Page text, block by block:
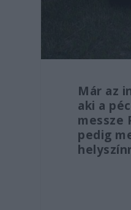
Már az
aki a
messze
pedig